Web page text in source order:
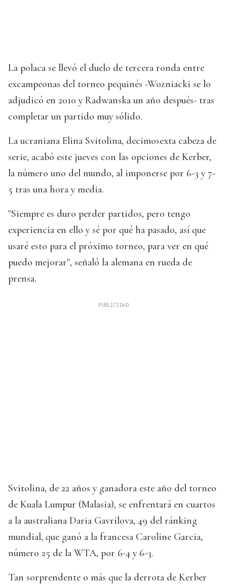
La polaca se llevó el duelo de tercera ronda entre
excampeonas del torneo pequinés -Wozniacki se lo
adjudicó en 2010 y Radwanska un año después- tras
completar un partido muy sólido.
La ucraniana Elina Svitolina, decimosexta cabeza de
serie, acabó este jueves con las opciones de Kerber,
la número uno del mundo, al imponerse por 6-3 y 7-
5 tras una hora y media.
"Siempre es duro perder partidos, pero tengo
experiencia en ello y sé por qué ha pasado, así que
usaré esto para el próximo torneo, para ver en qué
puedo mejorar", señaló la alemana en rueda de
prensa.
Svitolina, de 22 años y ganadora este año del torneo
de Kuala Lumpur (Malasia), se enfrentará en cuartos
a la australiana Daria Gavrilova, 49 del ránking
mundial, que ganó a la francesa Caroline Garcia,
número 25 de la WTA, por 6-4 y 6-3.
Tan sorprendente o más que la derrota de Kerber